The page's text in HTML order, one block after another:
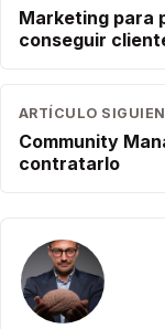
Marketing para
conseguir
ARTÍCULO
Community
contratarlo